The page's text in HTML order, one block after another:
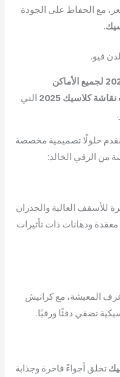
مع الحفاظ على الجودة
.
فيو.
لجميع الأماكن
كلاسيك 2025
التي
حلولًا تصميمية مخصصة
من الرقي الخالد:
للأسقف العالية والجدران
ودهانات ذات تأثيرات
المعيشة، مع كرانيش
تضفي دفئًا ورقيًا.
تخلق أجواءً فاخرة وجذابة